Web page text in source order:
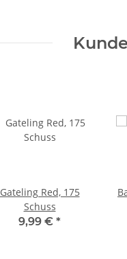
Gateling Red, 175
Schuss
9,99 € *